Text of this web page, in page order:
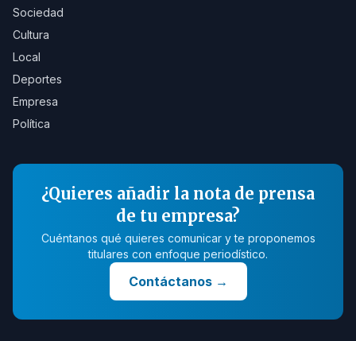
Sociedad
Cultura
Local
Deportes
Empresa
Política
¿Quieres añadir la nota de prensa
de tu empresa?
Cuéntanos qué quieres comunicar y te proponemos
titulares con enfoque periodístico.
Contáctanos→